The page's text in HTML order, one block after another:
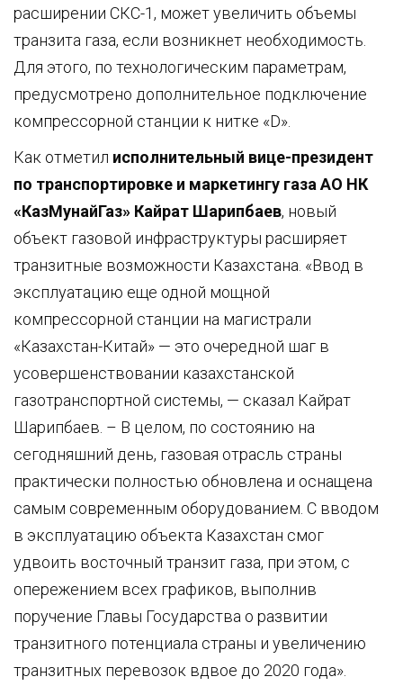
расширении СКС-1, может увеличить объемы
транзита газа, если возникнет необходимость.
Для этого, по технологическим параметрам,
предусмотрено дополнительное подключение
компрессорной станции к нитке «D».
Как отметил исполнительный вице-президент
по транспортировке и маркетингу газа АО НК
«КазМунайГаз» Кайрат Шарипбаев, новый
объект газовой инфраструктуры расширяет
транзитные возможности Казахстана. «Ввод в
эксплуатацию еще одной мощной
компрессорной станции на магистрали
«Казахстан-Китай» — это очередной шаг в
усовершенствовании казахстанской
газотранспортной системы, — сказал Кайрат
Шарипбаев. – В целом, по состоянию на
сегодняшний день, газовая отрасль страны
практически полностью обновлена и оснащена
самым современным оборудованием. С вводом
в эксплуатацию объекта Казахстан смог
удвоить восточный транзит газа, при этом, с
опережением всех графиков, выполнив
поручение Главы Государства о развитии
транзитного потенциала страны и увеличению
транзитных перевозок вдвое до 2020 года».